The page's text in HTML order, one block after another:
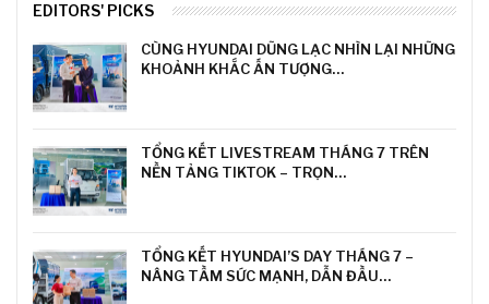
EDITORS' PICKS
CÙNG HYUNDAI DŨNG LẠC NHÌN LẠI NHỮNG
KHOẢNH KHẮC ẤN TƯỢNG…
TỔNG KẾT LIVESTREAM THÁNG 7 TRÊN
NỀN TẢNG TIKTOK – TRỌN…
TỔNG KẾT HYUNDAI’S DAY THÁNG 7 –
NÂNG TẦM SỨC MẠNH, DẪN ĐẦU…